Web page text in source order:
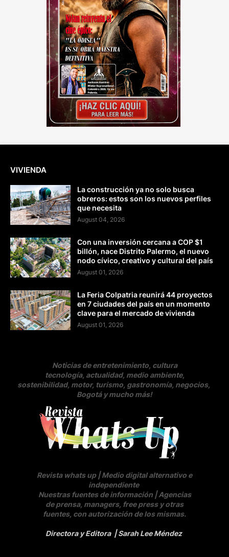
VIVIENDA
La construcción ya no solo busca
obreros: estos son los nuevos perfiles
que necesita
August 04, 2026
Con una inversión cercana a COP $1
billón, nace Distrito Palermo, el nuevo
nodo cívico, creativo y cultural del país
August 01, 2026
La Feria Colpatria reunirá 44 proyectos
en 7 ciudades del país en un momento
clave para el mercado de vivienda
August 01, 2026
Noticias de entretenimiento, cultura
tecnología, actualidad, medio ambiente,
sostenibilidad, motor, turismo, gastronomía, negocios,
Bogotá y mucho más!
Revista whats up | Medio digital alternativo e
independiente
Nuestras fuentes de información | Agencias
de prensa, managers, free press y otras
fuentes, con autorización de los mismas.
Directora y Editora| Sarah Lee Méndez